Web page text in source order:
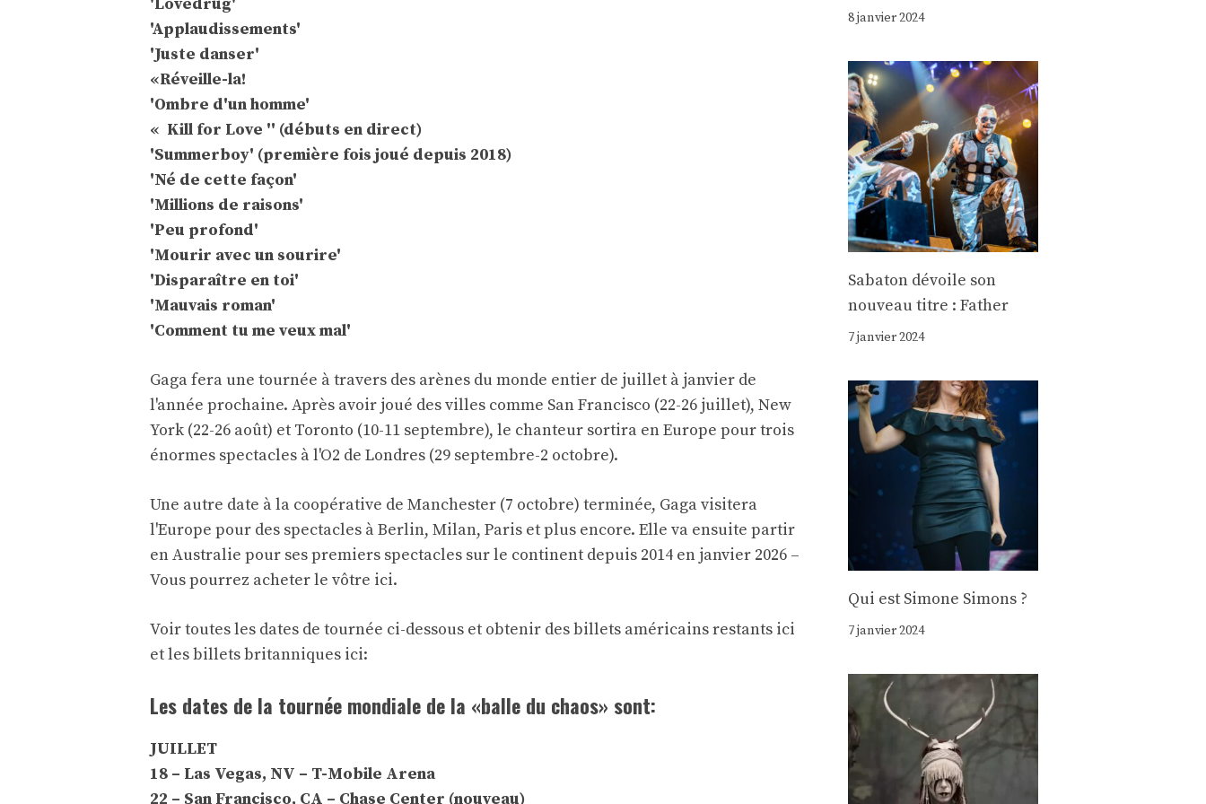
'Lovedrug'
'Applaudissements'
'Juste danser'
«Réveille-la!
'Ombre d'un homme'
« Kill for Love '' (débuts en direct)
'Summerboy' (première fois joué depuis 2018)
'Né de cette façon'
'Millions de raisons'
'Peu profond'
'Mourir avec un sourire'
'Disparaître en toi'
'Mauvais roman'
'Comment tu me veux mal'
Gaga fera une tournée à travers des arènes du monde entier de juillet à janvier de
l'année prochaine. Après avoir joué des villes comme San Francisco (22-26 juillet), New
York (22-26 août) et Toronto (10-11 septembre), le chanteur sortira en Europe pour trois
énormes spectacles à l'O2 de Londres (29 septembre-2 octobre).
Une autre date à la coopérative de Manchester (7 octobre) terminée, Gaga visitera
l'Europe pour des spectacles à Berlin, Milan, Paris et plus encore. Elle va ensuite partir
en Australie pour ses premiers spectacles sur le continent depuis 2014 en janvier 2026 –
Vous pourrez acheter le vôtre ici.
Voir toutes les dates de tournée ci-dessous et obtenir des billets américains restants ici
et les billets britanniques ici:
Les dates de la tournée mondiale de la «balle du chaos» sont:
JUILLET
18 – Las Vegas, NV – T-Mobile Arena
22 – San Francisco, CA – Chase Center (nouveau)
8 janvier 2024
Sabaton dévoile son
nouveau titre : Father
7 janvier 2024
Qui est Simone Simons ?
7 janvier 2024